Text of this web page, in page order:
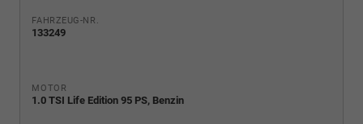
FAHRZEUG-NR.
133249
MOTOR
1.0 TSI Life Edition 95 PS, Benzin